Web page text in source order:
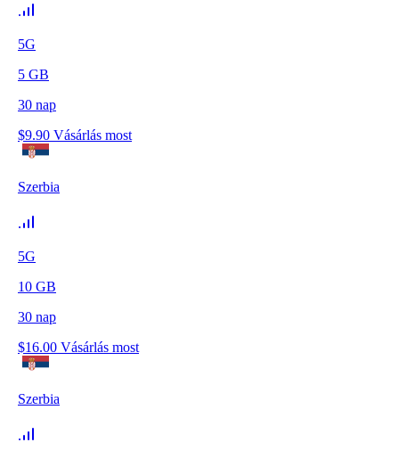
5G
5 GB
30 nap
$9.90 Vásárlás most
Szerbia
5G
10 GB
30 nap
$16.00 Vásárlás most
Szerbia